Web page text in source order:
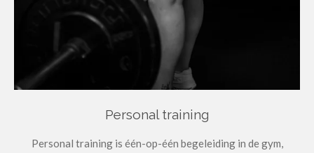
Personal training
Personal training is één-op-één begeleiding in de gym,